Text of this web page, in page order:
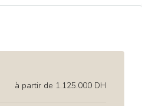
à partir de 1.125.000 DH